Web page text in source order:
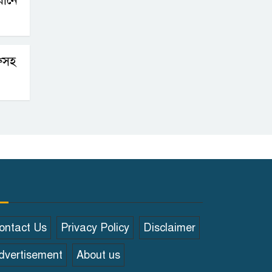
Us Privacy Policy Disclaimer
About us